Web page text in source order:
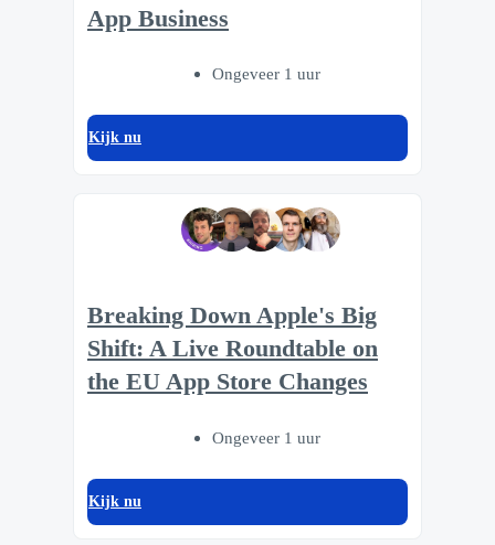
App Business
Ongeveer 1 uur
Kijk nu
Breaking Down Apple's Big
Shift: A Live Roundtable on
the EU App Store Changes
Ongeveer 1 uur
Kijk nu